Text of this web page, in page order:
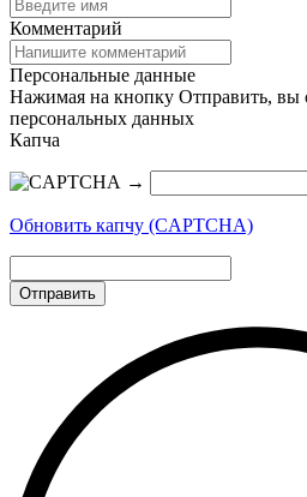
Комментарий
Персональные данные
Нажимая на кнопку Отправить, вы
персональных данных
Капча
→
Обновить капчу (CAPTCHA)
Отправить